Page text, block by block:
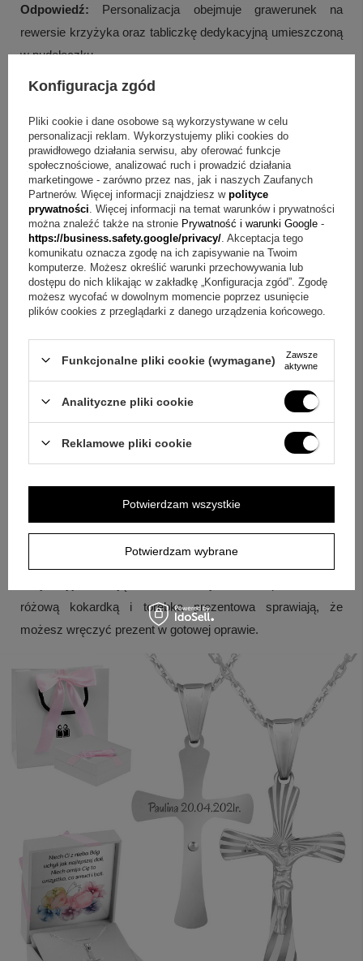
+5
Zobacz więcej
Odpowiedź: Personalizacja obejmuje grawerunek na
rewersie krzyżyka oraz tabliczkę dedykacyjną umieszczoną
w pudełeczku.
Pytanie:Jak przygotować treść na grawerunek krzyżyka?
grawerunek może mieć maksymalnie 20 znaków (łącznie ze
spacjami).
Pytanie:Jakie treści można umieścić na tabliczce w
pudełeczku? Odpowiedź:Na tabliczce może znaleźć się
spersonalizowany tekst, wierszyk, grafika, a nawet zdjęcie,
bez ograniczeń znaków.
Pytanie: Czy w cenie jest łańcuszek?Odpowiedź:
zestaw zawiera łańcuszek wykonany ze srebra pr. 925 o
splocie ankier.
To odpowiedni upominek z okazji Chrztu, I Komunii Świętej,
Bierzmowania, ważnego jubileuszu oraz rocznicy.
oczekiwania. Srebro próby 925, krzyżyk z Jezusem oraz
łańcuszek tworzą klasyczną bazę, a grawerunek i tabliczka
różową kokardką i torebka prezentowa sprawiają, że
możesz wręczyć prezent w gotowej oprawie.
Konfiguracja zgód
Pliki cookie i dane osobowe są wykorzystywane w celu
personalizacji reklam. Wykorzystujemy pliki cookies do
prawidłowego działania serwisu, aby oferować funkcje
społecznościowe, analizować ruch i prowadzić działania
marketingowe - zarówno przez nas, jak i naszych Zaufanych
Partnerów. Więcej informacji znajdziesz w polityce
prywatności . Więcej informacji na temat warunków i prywatności
można znaleźć także na stronie Prywatność i warunki Google -
https://business.safety.google/privacy/ . Akceptacja tego
komunikatu oznacza zgodę na ich zapisywanie na Twoim
komputerze. Możesz określić warunki przechowywania lub
dostępu do nich klikając w zakładkę „Konfiguracja zgód”. Zgodę
możesz wycofać w dowolnym momencie poprzez usunięcie
plików cookies z przeglądarki z danego urządzenia końcowego.
Funkcjonalne pliki cookie (wymagane)
Zawsze
aktywne
Analityczne pliki cookie
Reklamowe pliki cookie
Potwierdzam wybrane
Potwierdzam wszystkie